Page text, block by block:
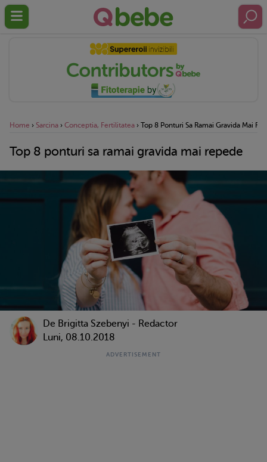
Home › Sarcina › Conceptia, Fertilitatea › Top 8 Ponturi Sa Ramai Gravida Mai
Top 8 ponturi sa ramai gravida mai repede
De Brigitta Szebenyi - Redactor
Luni, 08.10.2018